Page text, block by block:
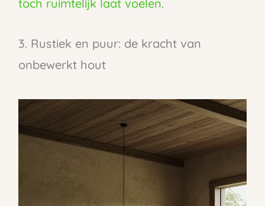
toch ruimtelijk laat voelen.
3. Rustiek en puur: de kracht van
onbewerkt hout